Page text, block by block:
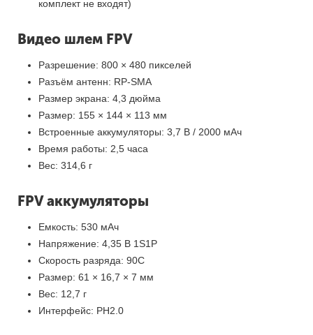
комплект не входят)
Видео шлем FPV
Разрешение: 800 × 480 пикселей
Разъём антенн: RP-SMA
Размер экрана: 4,3 дюйма
Размер: 155 × 144 × 113 мм
Встроенные аккумуляторы: 3,7 В / 2000 мАч
Время работы: 2,5 часа
Вес: 314,6 г
FPV аккумуляторы
Емкость: 530 мАч
Напряжение: 4,35 В 1S1P
Скорость разряда: 90C
Размер: 61 × 16,7 × 7 мм
Вес: 12,7 г
Интерфейс: PH2.0